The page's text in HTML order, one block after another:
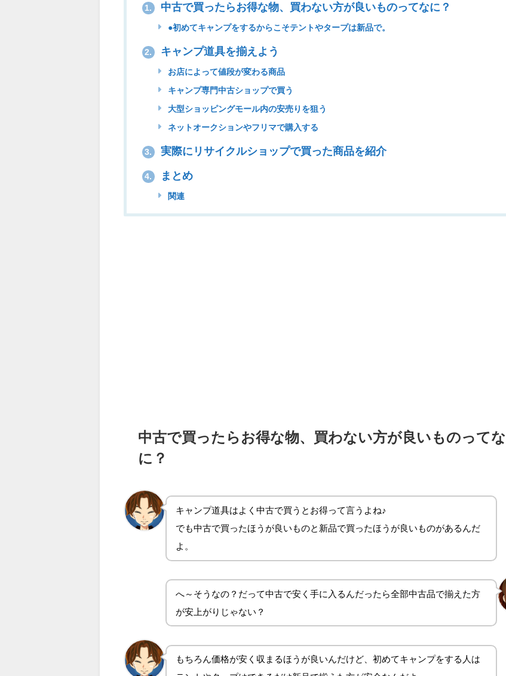
1. 中古で買ったらお得な物、買わない方が良いものってなに？
●初めてキャンプをするからこそテントやタープは新品で。
2. キャンプ道具を揃えよう
お店によって値段が変わる商品
キャンプ専門中古ショップで買う
大型ショッピングモール内の安売りを狙う
ネットオークションやフリマで購入する
3. 実際にリサイクルショップで買った商品を紹介
4. まとめ
関連
中古で買ったらお得な物、買わない方が良いものってな
に？
キャンプ道具はよく中古で買うとお得って言うよね♪
でも中古で買ったほうが良いものと新品で買ったほうが良いものがあるんだ
よ。
へ～そうなの？だって中古で安く手に入るんだったら全部中古品で揃えた方
が安上がりじゃない？
もちろん価格が安く収まるほうが良いんだけど、初めてキャンプをする人は